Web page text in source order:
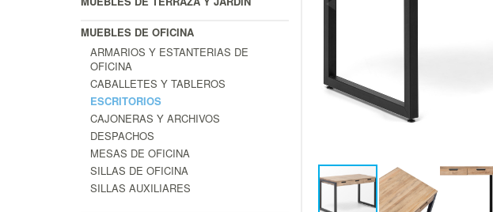
MUEBLES DE OFICINA
ARMARIOS Y ESTANTERIAS DE
OFICINA
CABALLETES Y TABLEROS
ESCRITORIOS
CAJONERAS Y ARCHIVOS
DESPACHOS
MESAS DE OFICINA
SILLAS DE OFICINA
SILLAS AUXILIARES